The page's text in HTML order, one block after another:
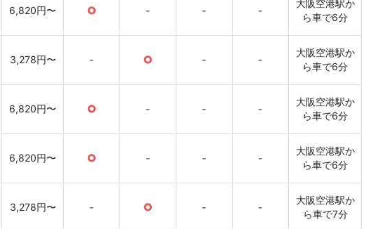
6,820円〜 ○ - - -
大阪空港駅か
ら車で6分
3,278円〜 - ○ - -
大阪空港駅か
ら車で6分
6,820円〜 ○ - - -
大阪空港駅か
ら車で6分
6,820円〜 ○ - - -
大阪空港駅か
ら車で6分
3,278円〜 - ○ - -
大阪空港駅か
ら車で7分